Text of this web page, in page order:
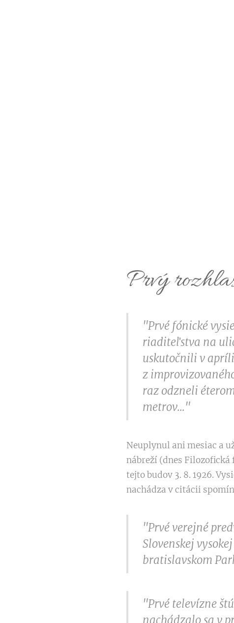
Prvý
"Prvé fónické
riaditeľstva na
uskutočnili v apríli
z
raz odzneli
metrov..."
Neuplynul ani mesiac a
nábreží (dnes Filozofická
tejto budov 3. 8. 1926.
nachádza v citácii
"Prvé verejné
Slovenskej
bratislavskom
"Prvé televízne
nachádzalo sa v